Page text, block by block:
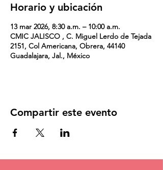
Horario y ubicación
13 mar 2026, 8:30 a.m. – 10:00 a.m.
CMIC JALISCO , C. Miguel Lerdo de Tejada
2151, Col Americana, Obrera, 44140
Guadalajara, Jal., México
Compartir este evento